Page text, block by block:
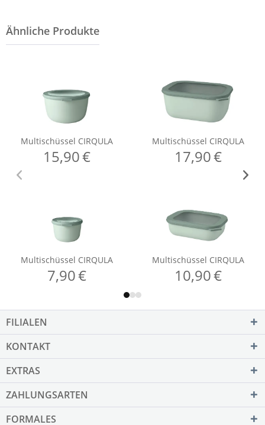
FILIALEN
KONTAKT
EXTRAS
ZAHLUNGSARTEN
FORMALES